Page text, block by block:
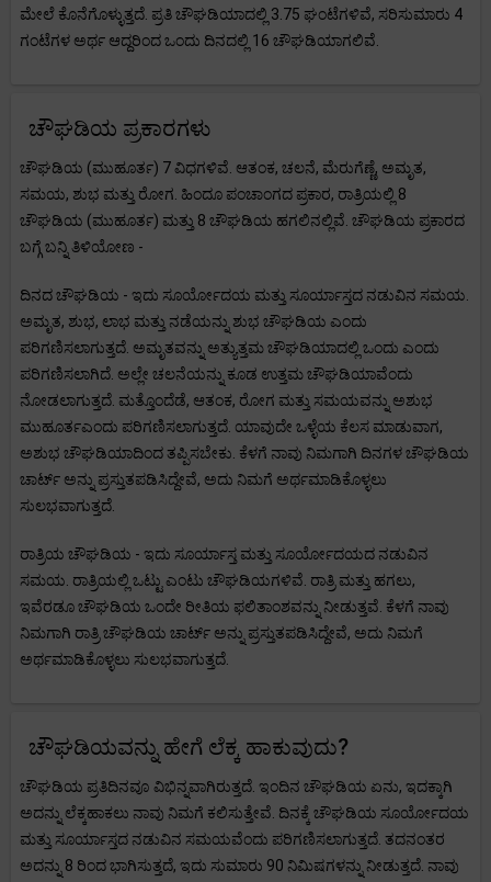
ಮೇಲೆ ಕೊನೆಗೊಳ್ಳುತ್ತದೆ. ಪ್ರತಿ ಚೌಘಡಿಯಾದಲ್ಲಿ 3.75 ಘಂಟೆಗಳಿವೆ, ಸರಿಸುಮಾರು 4
ಗಂಟೆಗಳ ಅರ್ಥ ಆದ್ದರಿಂದ ಒಂದು ದಿನದಲ್ಲಿ 16 ಚೌಘಡಿಯಾಗಲಿವೆ.
ಚೌಘಡಿಯ ಪ್ರಕಾರಗಳು
ಚೌಘಡಿಯ (ಮುಹೂರ್ತ) 7 ವಿಧಗಳಿವೆ. ಆತಂಕ, ಚಲನೆ, ಮೆರುಗೆಣ್ಣೆ, ಅಮೃತ,
ಸಮಯ, ಶುಭ ಮತ್ತು ರೋಗ. ಹಿಂದೂ ಪಂಚಾಂಗದ ಪ್ರಕಾರ, ರಾತ್ರಿಯಲ್ಲಿ 8
ಚೌಘಡಿಯ (ಮುಹೂರ್ತ) ಮತ್ತು 8 ಚೌಘಡಿಯ ಹಗಲಿನಲ್ಲಿವೆ. ಚೌಘಡಿಯ ಪ್ರಕಾರದ
ಬಗ್ಗೆ ಬನ್ನಿ ತಿಳಿಯೋಣ -
ದಿನದ ಚೌಘಡಿಯ - ಇದು ಸೂರ್ಯೋದಯ ಮತ್ತು ಸೂರ್ಯಾಸ್ತದ ನಡುವಿನ ಸಮಯ.
ಅಮೃತ, ಶುಭ, ಲಾಭ ಮತ್ತು ನಡೆಯನ್ನು ಶುಭ ಚೌಘಡಿಯ ಎಂದು
ಪರಿಗಣಿಸಲಾಗುತ್ತದೆ. ಅಮೃತವನ್ನು ಅತ್ಯುತ್ತಮ ಚೌಘಡಿಯಾದಲ್ಲಿ ಒಂದು ಎಂದು
ಪರಿಗಣಿಸಲಾಗಿದೆ. ಅಲ್ಲೇ ಚಲನೆಯನ್ನು ಕೂಡ ಉತ್ತಮ ಚೌಘಡಿಯಾವೆಂದು
ನೋಡಲಾಗುತ್ತದೆ. ಮತ್ತೊಂದೆಡೆ, ಆತಂಕ, ರೋಗ ಮತ್ತು ಸಮಯವನ್ನು ಅಶುಭ
ಮುಹೂರ್ತಎಂದು ಪರಿಗಣಿಸಲಾಗುತ್ತದೆ. ಯಾವುದೇ ಒಳ್ಳೆಯ ಕೆಲಸ ಮಾಡುವಾಗ,
ಅಶುಭ ಚೌಘಡಿಯಾದಿಂದ ತಪ್ಪಿಸಬೇಕು. ಕೆಳಗೆ ನಾವು ನಿಮಗಾಗಿ ದಿನಗಳ ಚೌಘಡಿಯ
ಚಾರ್ಟ್ ಅನ್ನು ಪ್ರಸ್ತುತಪಡಿಸಿದ್ದೇವೆ, ಅದು ನಿಮಗೆ ಅರ್ಥಮಾಡಿಕೊಳ್ಳಲು
ಸುಲಭವಾಗುತ್ತದೆ.
ರಾತ್ರಿಯ ಚೌಘಡಿಯ - ಇದು ಸೂರ್ಯಾಸ್ತ ಮತ್ತು ಸೂರ್ಯೋದಯದ ನಡುವಿನ
ಸಮಯ. ರಾತ್ರಿಯಲ್ಲಿ ಒಟ್ಟು ಎಂಟು ಚೌಘಡಿಯಗಳಿವೆ. ರಾತ್ರಿ ಮತ್ತು ಹಗಲು,
ಇವೆರಡೂ ಚೌಘಡಿಯ ಒಂದೇ ರೀತಿಯ ಫಲಿತಾಂಶವನ್ನು ನೀಡುತ್ತವೆ. ಕೆಳಗೆ ನಾವು
ನಿಮಗಾಗಿ ರಾತ್ರಿ ಚೌಘಡಿಯ ಚಾರ್ಟ್ ಅನ್ನು ಪ್ರಸ್ತುತಪಡಿಸಿದ್ದೇವೆ, ಅದು ನಿಮಗೆ
ಅರ್ಥಮಾಡಿಕೊಳ್ಳಲು ಸುಲಭವಾಗುತ್ತದೆ.
ಚೌಘಡಿಯವನ್ನು ಹೇಗೆ ಲೆಕ್ಕ ಹಾಕುವುದು?
ಚೌಘಡಿಯ ಪ್ರತಿದಿನವೂ ವಿಭಿನ್ನವಾಗಿರುತ್ತದೆ. ಇಂದಿನ ಚೌಘಡಿಯ ಏನು, ಇದಕ್ಕಾಗಿ
ಅದನ್ನು ಲೆಕ್ಕಹಾಕಲು ನಾವು ನಿಮಗೆ ಕಲಿಸುತ್ತೇವೆ. ದಿನಕ್ಕೆ ಚೌಘಡಿಯ ಸೂರ್ಯೋದಯ
ಮತ್ತು ಸೂರ್ಯಾಸ್ತದ ನಡುವಿನ ಸಮಯವೆಂದು ಪರಿಗಣಿಸಲಾಗುತ್ತದೆ. ತದನಂತರ
ಅದನ್ನು 8 ರಿಂದ ಭಾಗಿಸುತ್ತದೆ, ಇದು ಸುಮಾರು 90 ನಿಮಿಷಗಳನ್ನು ನೀಡುತ್ತದೆ. ನಾವು